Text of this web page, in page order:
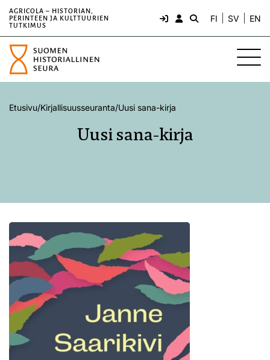
AGRICOLA – HISTORIAN,
PERINTEEN JA KULTTUURIEN
TUTKIMUS
FI SV EN
Etusivu/Kirjallisuusseuranta/Uusi sana-kirja
Uusi sana-kirja